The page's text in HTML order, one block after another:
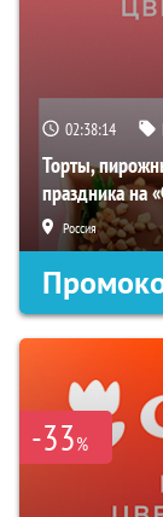
02:38:13
Торты,
праздника на
Россия
-33%